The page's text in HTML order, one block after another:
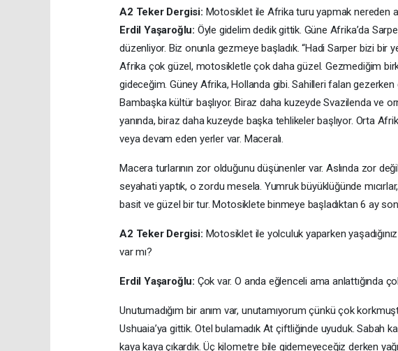
A2 Teker Dergisi: Motosiklet ile Afrika turu yapmak nereden
Erdil Yaşaroğlu: Öyle gidelim dedik gittik. Güne Afrika’da
düzenliyor. Biz onunla gezmeye başladık. “Hadi Sarper bizi bir
Afrika çok güzel, motosikletle çok daha güzel. Gezmediğim
gideceğim. Güney Afrika, Hollanda gibi. Sahilleri falan gezerken
Bambaşka kültür başlıyor. Biraz daha kuzeyde Svazilenda ve
yanında, biraz daha kuzeyde başka tehlikeler başlıyor. Orta
veya devam eden yerler var. Maceralı.
Macera turlarının zor olduğunu düşünenler var. Aslında zor
seyahati yaptık, o zordu mesela. Yumruk büyüklüğünde
basit ve güzel bir tur. Motosiklete binmeye başladıktan 6 ay
A2 Teker Dergisi: Motosiklet ile yolculuk yaparken
var mı?
Erdil Yaşaroğlu: Çok var. O anda eğlenceli ama anlattığında
Unutumadığım bir anım var, unutamıyorum çünkü çok
Ushuaia’ya gittik. Otel bulamadık At çiftliğinde uyuduk. Sabah
kaya kaya çıkardık. Üç kilometre bile gidemeyeceğiz derken